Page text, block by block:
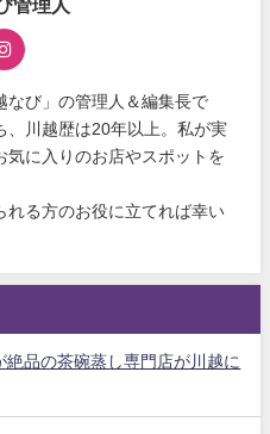
管理人
なび」の管理人＆編集長で
、川越歴は20年以上。私が実
気に入りのお店やスポットを
れる方のお役に立てれば幸い
品の茶碗蒸し専門店が川越に